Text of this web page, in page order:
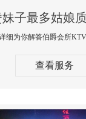
查看服务